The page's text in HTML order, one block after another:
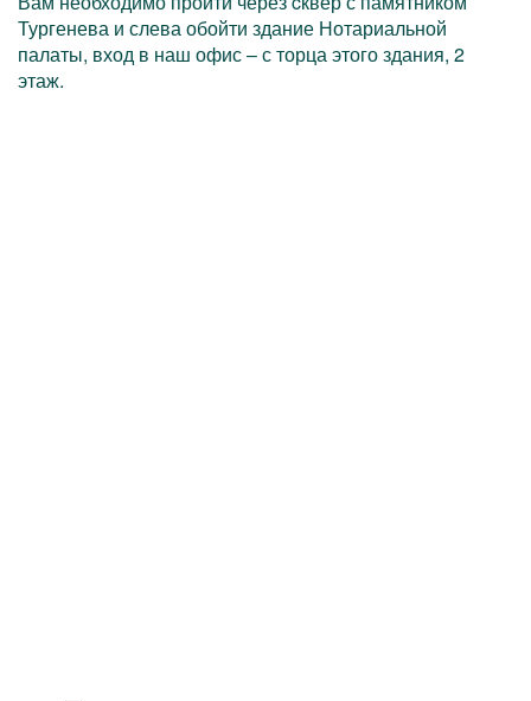
Тургенева и слева обойти здание Нотариальной
палаты, вход в наш офис – с торца этого здания, 2
этаж.